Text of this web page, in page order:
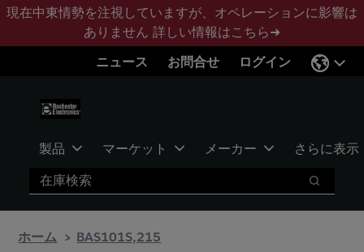
メ
ン
フ
タ
現在中東情勢を注視していますが、オペレーションに影響は
ありません 詳しい情報はこちら➜
ニュース
お問合せ ログイン
製品 マーケット メーカー さらに表示
検索
検索
ホーム BAS101S,215